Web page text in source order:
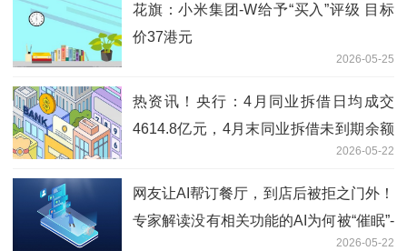
花旗：小米集团-W给予“买入”评级 目标
价37港元
2026-05-25
热资讯！央行：4月同业拆借日均成交
4614.8亿元，4月末同业拆借未到期余额
2026-05-22
网友让AI帮订餐厅，到店后被拒之门外！
专家解读没有相关功能的AI为何被“催眠”-
2026-05-22